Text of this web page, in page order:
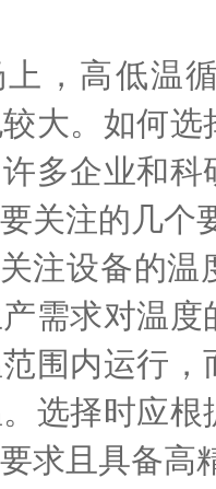
高低温循
大。如何
多企业和
关注的几个
设备的温
需求对温
围内运行
选择时应
求且具备高